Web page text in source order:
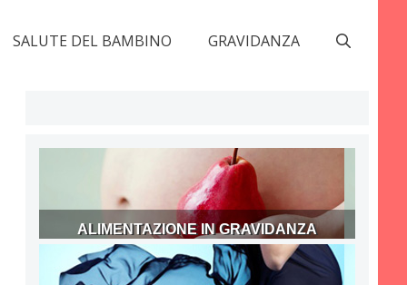
SALUTE DEL BAMBINO GRAVIDANZA
ALIMENTAZIONE IN GRAVIDANZA